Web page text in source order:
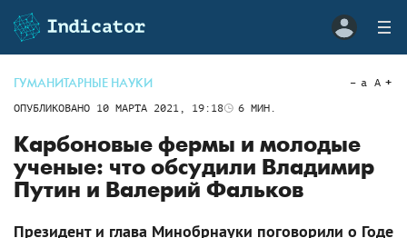
ГУМАНИТАРНЫЕ НАУКИ
ОПУБЛИКОВАНО 10 МАРТА 2021, 19:18 6 МИН.
a A
Карбоновые фермы и молодые
ученые: что обсудили Владимир
Путин и Валерий Фальков
Президент и глава Минобрнауки поговорили о Годе